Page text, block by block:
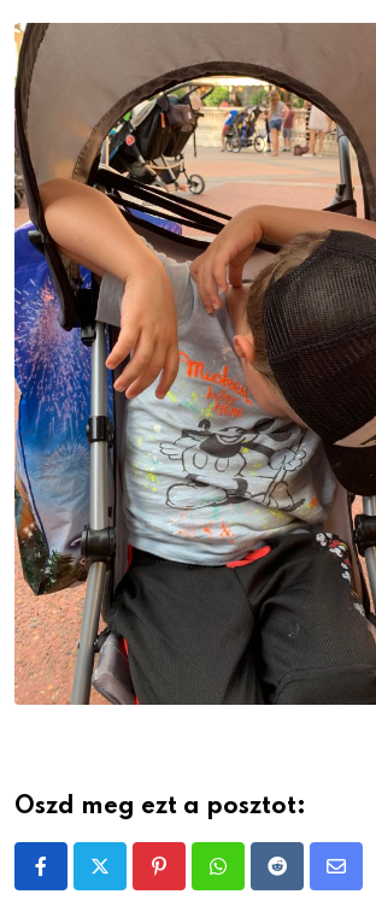
Oszd meg ezt a posztot:
PinterestWhatsappRedditShare